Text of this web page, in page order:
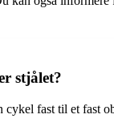
stjålet?
fast til et fast